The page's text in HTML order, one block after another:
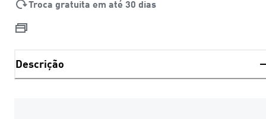
Troca gratuita em até 30 dias
Descrição